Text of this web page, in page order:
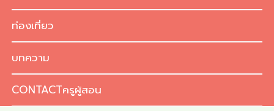
ท่องเที่ยว
บทความ
CONTACTครูผู้สอน